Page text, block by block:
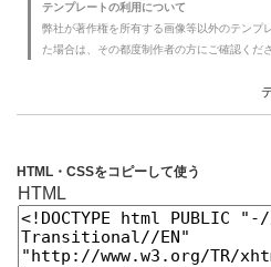
テンプレートの利用について
弊社が著作権を所有する画像等以外のテンプ
た場合は、その都度制作者の方にご確認くださ
HTML・CSSをコピーして使う
HTML